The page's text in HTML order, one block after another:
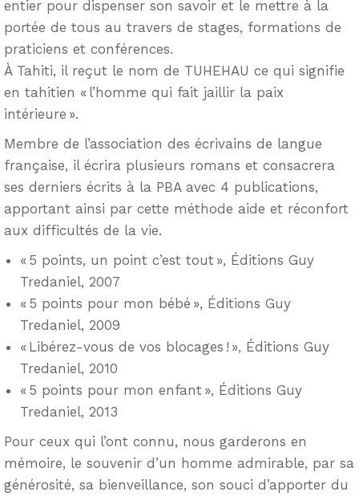
entier pour dispenser son savoir et le mettre à la
portée de tous au travers de stages, formations de
praticiens et conférences.
À Tahiti, il reçut le nom de TUHEHAU ce qui signifie
en tahitien « l’homme qui fait jaillir la paix
intérieure ».
Membre de l’association des écrivains de langue
française, il écrira plusieurs romans et consacrera
ses derniers écrits à la PBA avec 4 publications,
apportant ainsi par cette méthode aide et réconfort
aux difficultés de la vie.
« 5 points, un point c’est tout », Éditions Guy
Tredaniel, 2007
« 5 points pour mon bébé », Éditions Guy
Tredaniel, 2009
« Libérez-vous de vos blocages ! », Éditions Guy
Tredaniel, 2010
« 5 points pour mon enfant », Éditions Guy
Tredaniel, 2013
Pour ceux qui l’ont connu, nous garderons en
mémoire, le souvenir d’un homme admirable, par sa
générosité, sa bienveillance, son souci d’apporter du